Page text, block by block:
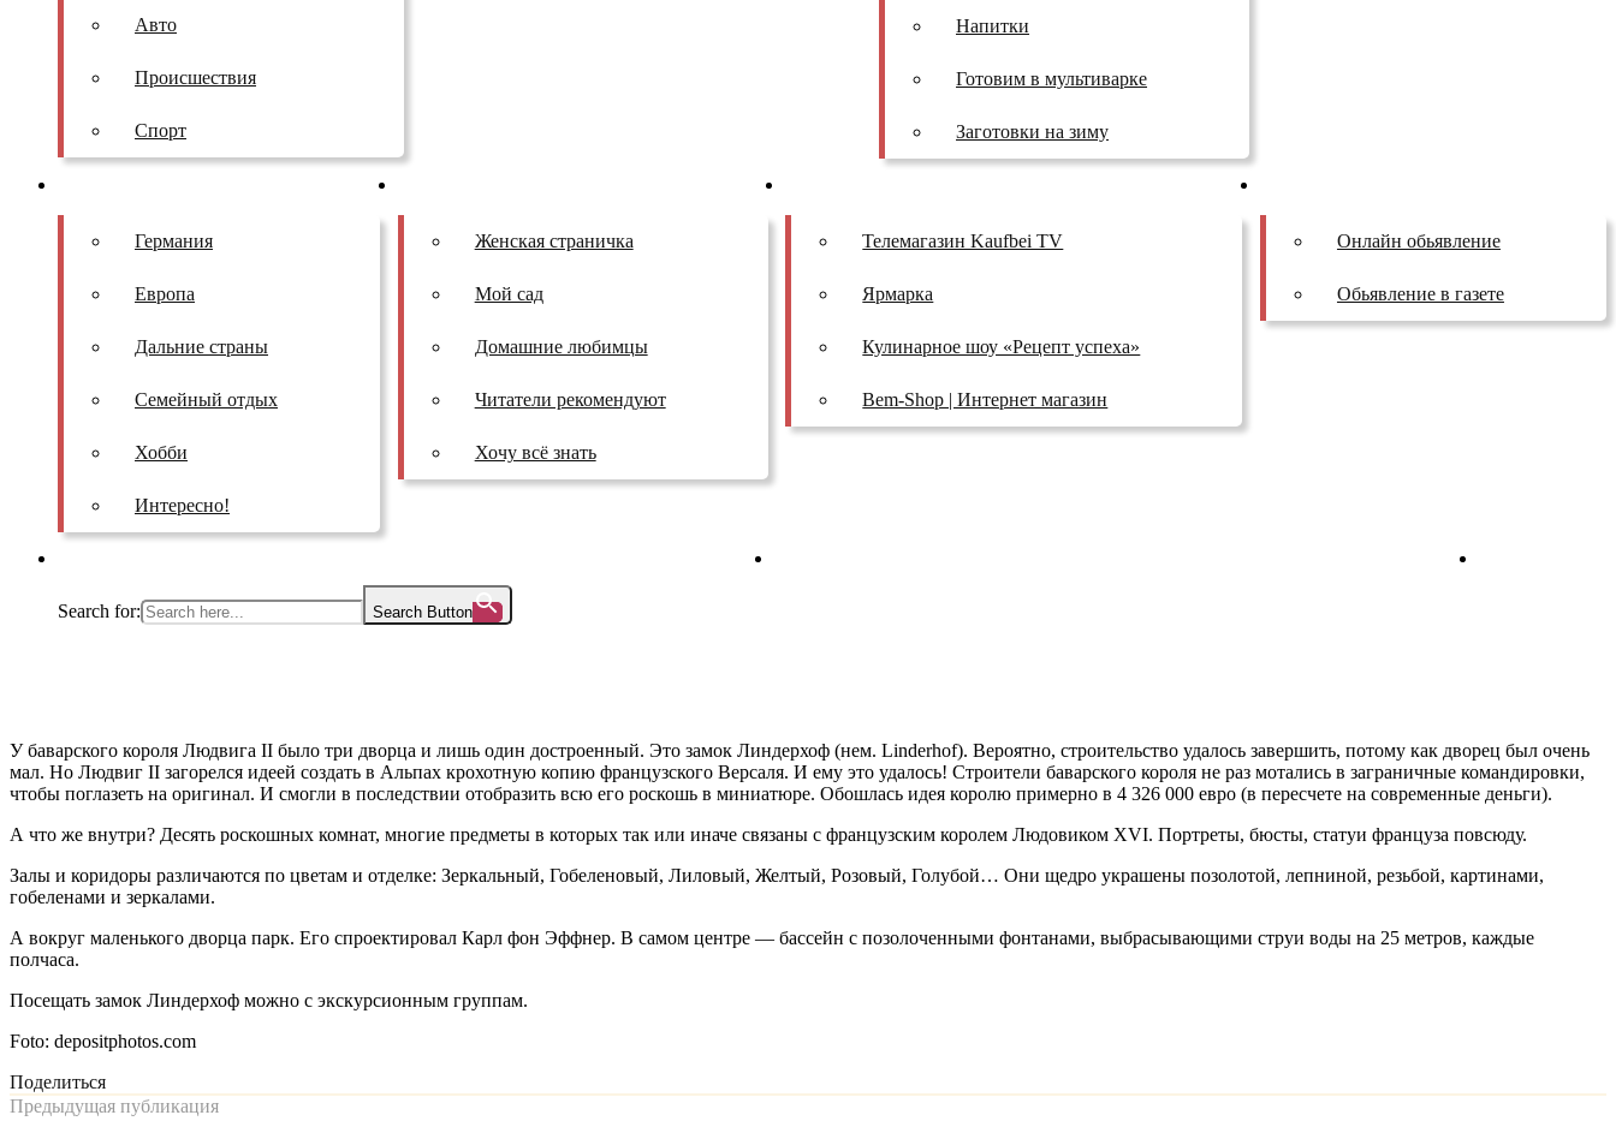
Авто
Происшествия
Спорт
Напитки
Готовим в мультиварке
Заготовки на зиму
Германия
Европа
Дальние страны
Семейный отдых
Хобби
Интересно!
Женская страничка
Мой сад
Домашние любимцы
Читатели рекомендуют
Хочу всё знать
Телемагазин Kaufbei TV
Ярмарка
Кулинарное шоу «Рецепт успеха»
Bem-Shop | Интернет магазин
Онлайн обьявление
Обьявление в газете
Search for: Search Button
У баварского короля Людвига II было три дворца и лишь один достроенный. Это замок Линдерхоф (нем. Linderhof). Вероятно, строительство удалось завершить, потому как дворец был очень
мал. Но Людвиг II загорелся идеей создать в Альпах крохотную копию французского Версаля. И ему это удалось! Строители баварского короля не раз мотались в заграничные командировки,
чтобы поглазеть на оригинал. И смогли в последствии отобразить всю его роскошь в миниатюре. Обошлась идея королю примерно в 4 326 000 евро (в пересчете на современные деньги).
А что же внутри? Десять роскошных комнат, многие предметы в которых так или иначе связаны с французским королем Людовиком XVI. Портреты, бюсты, статуи француза повсюду.
Залы и коридоры различаются по цветам и отделке: Зеркальный, Гобеленовый, Лиловый, Желтый, Розовый, Голубой… Они щедро украшены позолотой, лепниной, резьбой, картинами,
гобеленами и зеркалами.
А вокруг маленького дворца парк. Его спроектировал Карл фон Эффнер. В самом центре — бассейн с позолоченными фонтанами, выбрасывающими струи воды на 25 метров, каждые
полчаса.
Посещать замок Линдерхоф можно с экскурсионным группам.
Foto: depositphotos.com
Поделиться
Предыдущая публикация